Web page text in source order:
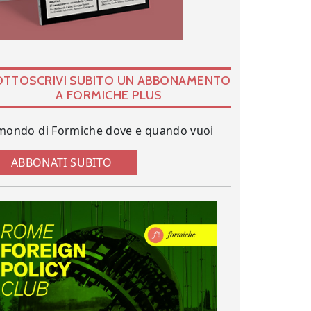
SUBITO UN ABBONAMENTO
A FORMICHE PLUS
di Formiche dove e quando vuoi
ABBONATI SUBITO